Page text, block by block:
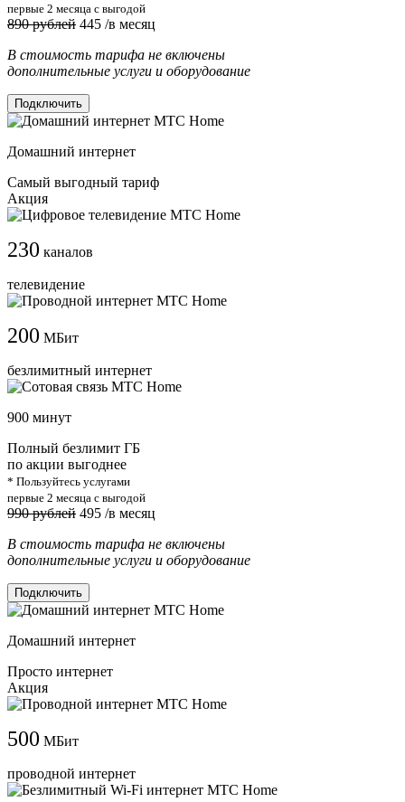
первые 2 месяца с выгодой
890 рублей 445 /в месяц
В стоимость тарифа не включены
дополнительные услуги и оборудование
Подключить
Домашний интернет
Самый выгодный тариф
Акция
230 каналов
телевидение
200 МБит
безлимитный интернет
900 минут
Полный безлимит ГБ
по акции выгоднее
* Пользуйтесь услугами
первые 2 месяца с выгодой
990 рублей 495 /в месяц
В стоимость тарифа не включены
дополнительные услуги и оборудование
Подключить
Домашний интернет
Просто интернет
Акция
500 МБит
проводной интернет